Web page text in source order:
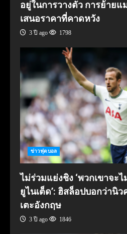
อยู่ในการวางตัว การย้ายแ
เสนอราคาที่คาดหวัง
3 ปี ago 1798
ข่าวฟุตบอล
ไม่ร่วมแย่งชิง ‘พวกเขาจะ
ยูไนเต็ด’: ฮิสล็อปบอกว่านิ
เตะอังกฤษ
3 ปี ago 1846